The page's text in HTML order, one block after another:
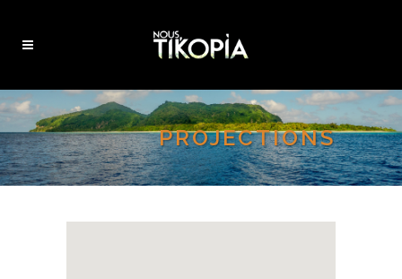
PROJECTIONS